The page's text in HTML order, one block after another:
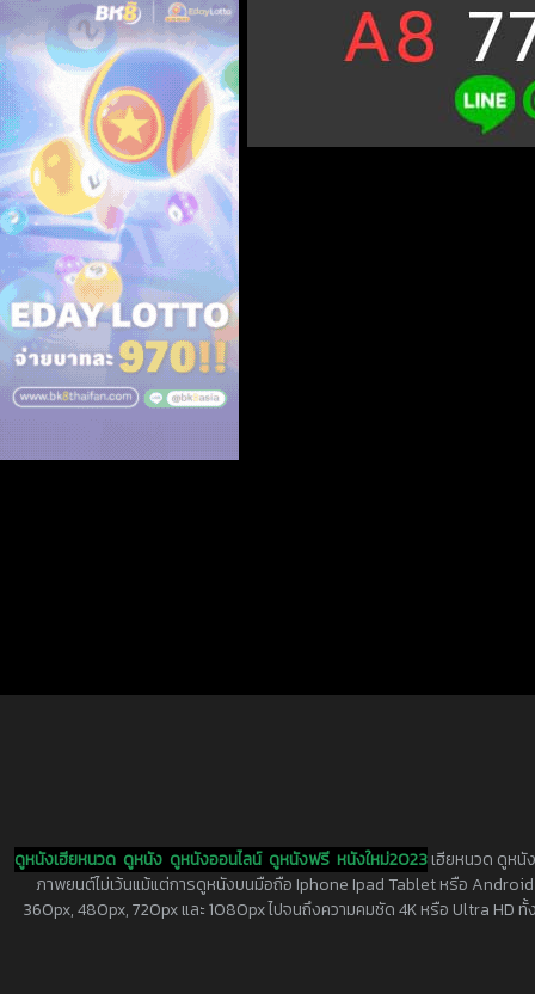
ดูหนังเฮียหนวด ดูหนัง ดูหนังออนไลน์ ดูหนังฟรี หนังใหม่2023เฮียหนวด ดูหนั
ภาพยนต์ไม่เว้นแม้แต่การดูหนังบนมือถือ Iphone Ipad Tablet หรือ
360px, 480px, 720px และ 1080px ไปจนถึงความคมชัด 4K หรือ Ultra HD